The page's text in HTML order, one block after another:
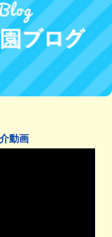
動画